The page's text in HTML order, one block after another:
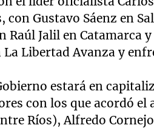
con Gustavo Sáenz en
Raúl Jalil en Catamarca
Libertad Avanza y
estará en
con los que acordó el
Ríos), Alfredo